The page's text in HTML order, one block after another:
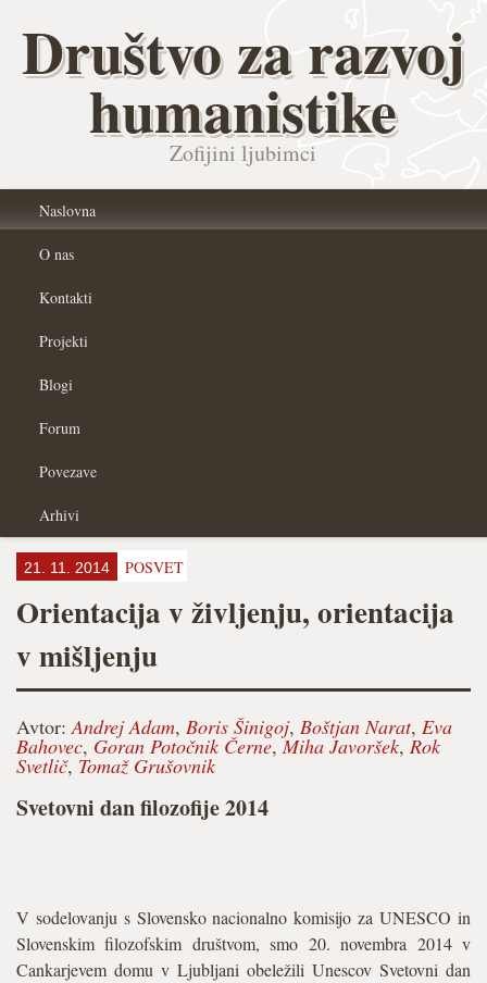
Društvo za razvoj
humanistike
Zofijini ljubimci
Naslovna
O nas
Kontakti
Projekti
Blogi
Forum
Povezave
Arhivi
21. 11. 2014 POSVET
Orientacija v življenju, orientacija
v mišljenju
Avtor:Andrej Adam, Boris Šinigoj, Boštjan Narat, Eva
Bahovec, Goran Potočnik Černe,Miha Javoršek, Rok
Svetlič, Tomaž Grušovnik
Svetovni dan filozofije 2014
V sodelovanju s Slovensko nacionalno komisijo za UNESCO in
Slovenskim filozofskim društvom, smo 20. novembra 2014 v
Cankarjevem domu v Ljubljani obeležili Unescov Svetovni dan